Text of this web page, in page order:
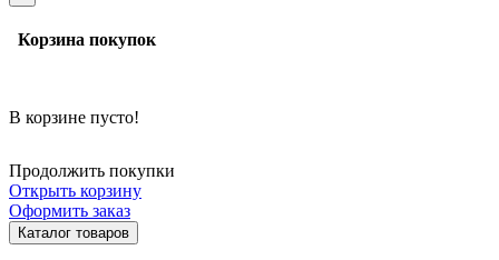
Корзина покупок
В корзине пусто!
Продолжить покупки
Открыть корзину
Оформить заказ
Каталог товаров